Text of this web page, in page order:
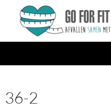
inhoud
36-2